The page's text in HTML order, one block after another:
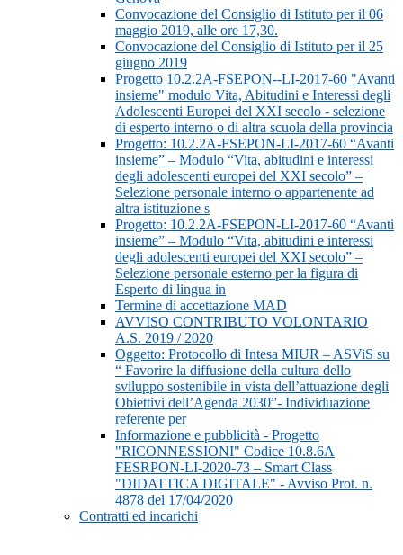
Convocazione del Consiglio di Istituto per il 06
maggio 2019, alle ore 17,30.
Convocazione del Consiglio di Istituto per il 25
giugno 2019
Progetto 10.2.2A-FSEPON--LI-2017-60 "Avanti
insieme" modulo Vita, Abitudini e Interessi degli
Adolescenti Europei del XXI secolo - selezione
di esperto interno o di altra scuola della provincia
Progetto: 10.2.2A-FSEPON-LI-2017-60 “Avanti
insieme” – Modulo “Vita, abitudini e interessi
degli adolescenti europei del XXI secolo” –
Selezione personale interno o appartenente ad
altra istituzione s
Progetto: 10.2.2A-FSEPON-LI-2017-60 “Avanti
insieme” – Modulo “Vita, abitudini e interessi
degli adolescenti europei del XXI secolo” –
Selezione personale esterno per la figura di
Esperto di lingua in
Termine di accettazione MAD
AVVISO CONTRIBUTO VOLONTARIO
A.S. 2019 / 2020
Oggetto: Protocollo di Intesa MIUR – ASViS su
“ Favorire la diffusione della cultura dello
sviluppo sostenibile in vista dell’attuazione degli
Obiettivi dell’Agenda 2030”- Individuazione
referente per
Informazione e pubblicità - Progetto
"RICONNESSIONI" Codice 10.8.6A
FESRPON-LI-2020-73 – Smart Class
"DIDATTICA DIGITALE" - Avviso Prot. n.
4878 del 17/04/2020
Contratti ed incarichi